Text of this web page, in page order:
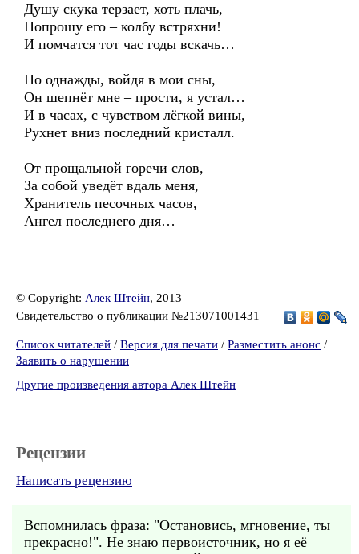
Душу скука терзает, хоть плачь,
Попрошу его – колбу встряхни!
И помчатся тот час годы вскачь…
Но однажды, войдя в мои сны,
Он шепнёт мне – прости, я устал…
И в часах, с чувством лёгкой вины,
Рухнет вниз последний кристалл.
От прощальной горечи слов,
За собой уведёт вдаль меня,
Хранитель песочных часов,
Ангел последнего дня…
© Copyright: Алек Штейн, 2013
Свидетельство о публикации №213071001431
Список читателей / Версия для печати / Разместить анонс /
Заявить о нарушении
Другие произведения автора Алек Штейн
Рецензии
Написать рецензию
Вспомнилась фраза: "Остановись, мгновение, ты
прекрасно!". Не знаю первоисточник, но я её